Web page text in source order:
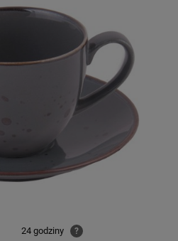
24 godziny ?